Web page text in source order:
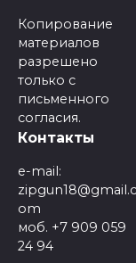
Копирование
материалов
разрешено
только с
письменного
согласия.
Контакты
e-mail:
zipgun18@gmail.c
om
моб. +7 909 059
24 94